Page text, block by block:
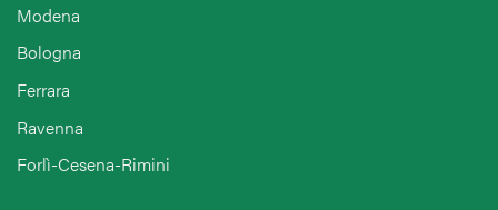
Modena
Bologna
Ferrara
Ravenna
Forlì-Cesena-Rimini